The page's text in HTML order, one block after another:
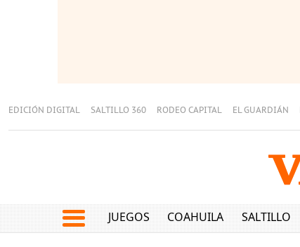
EDICIÓN DIGITAL SALTILLO 360 RODEO CAPITAL EL GUARDIÁN
JUEGOS COAHUILA SALTILLO